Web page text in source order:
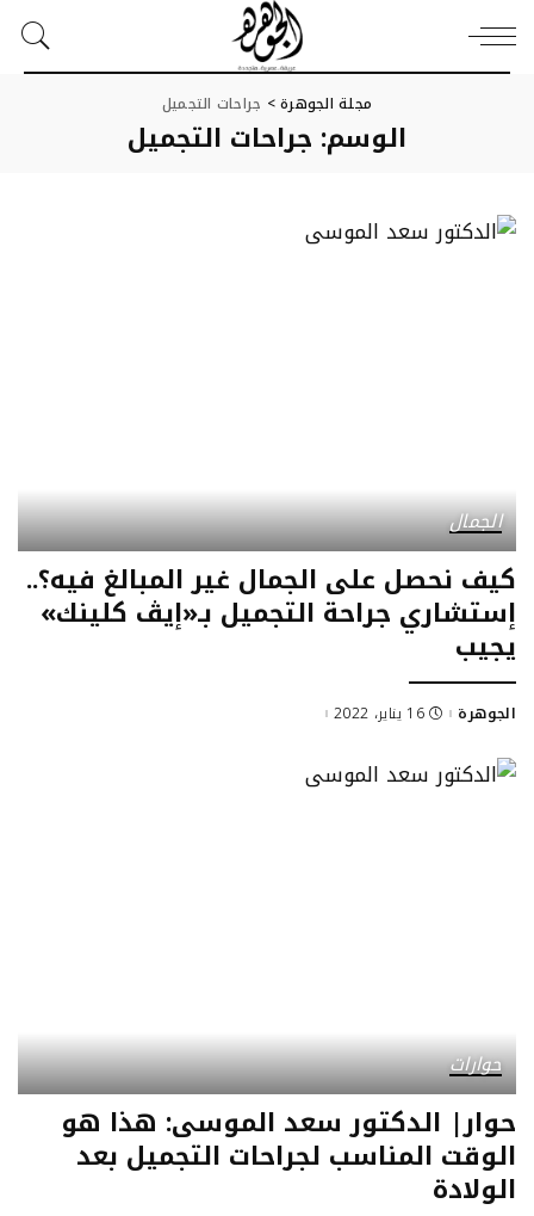
مجلة الجوهرة> جراحات التجميل
الوسم: جراحات التجميل
الجمال
كيف نحصل على الجمال غير المبالغ فيه؟..
إستشاري جراحة التجميل بـ«إيڤ كلينك»
يجيب
Posted
الجوهرة 16 يناير، 2022
حوارات
حوار| الدكتور سعد الموسى: هذا هو
الوقت المناسب لجراحات التجميل بعد
الولادة